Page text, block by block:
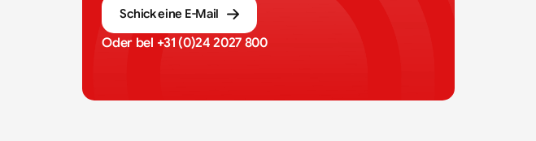
Schick eine E-Mail
Oder bel +31 (0)24 2027 800